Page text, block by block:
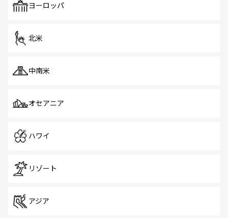
で、ホーカーズは地元の風情を楽しめる外せないスポット
ヨーロッパ
北米
中南米
オセアニア
ハワイ
リゾート
アジア